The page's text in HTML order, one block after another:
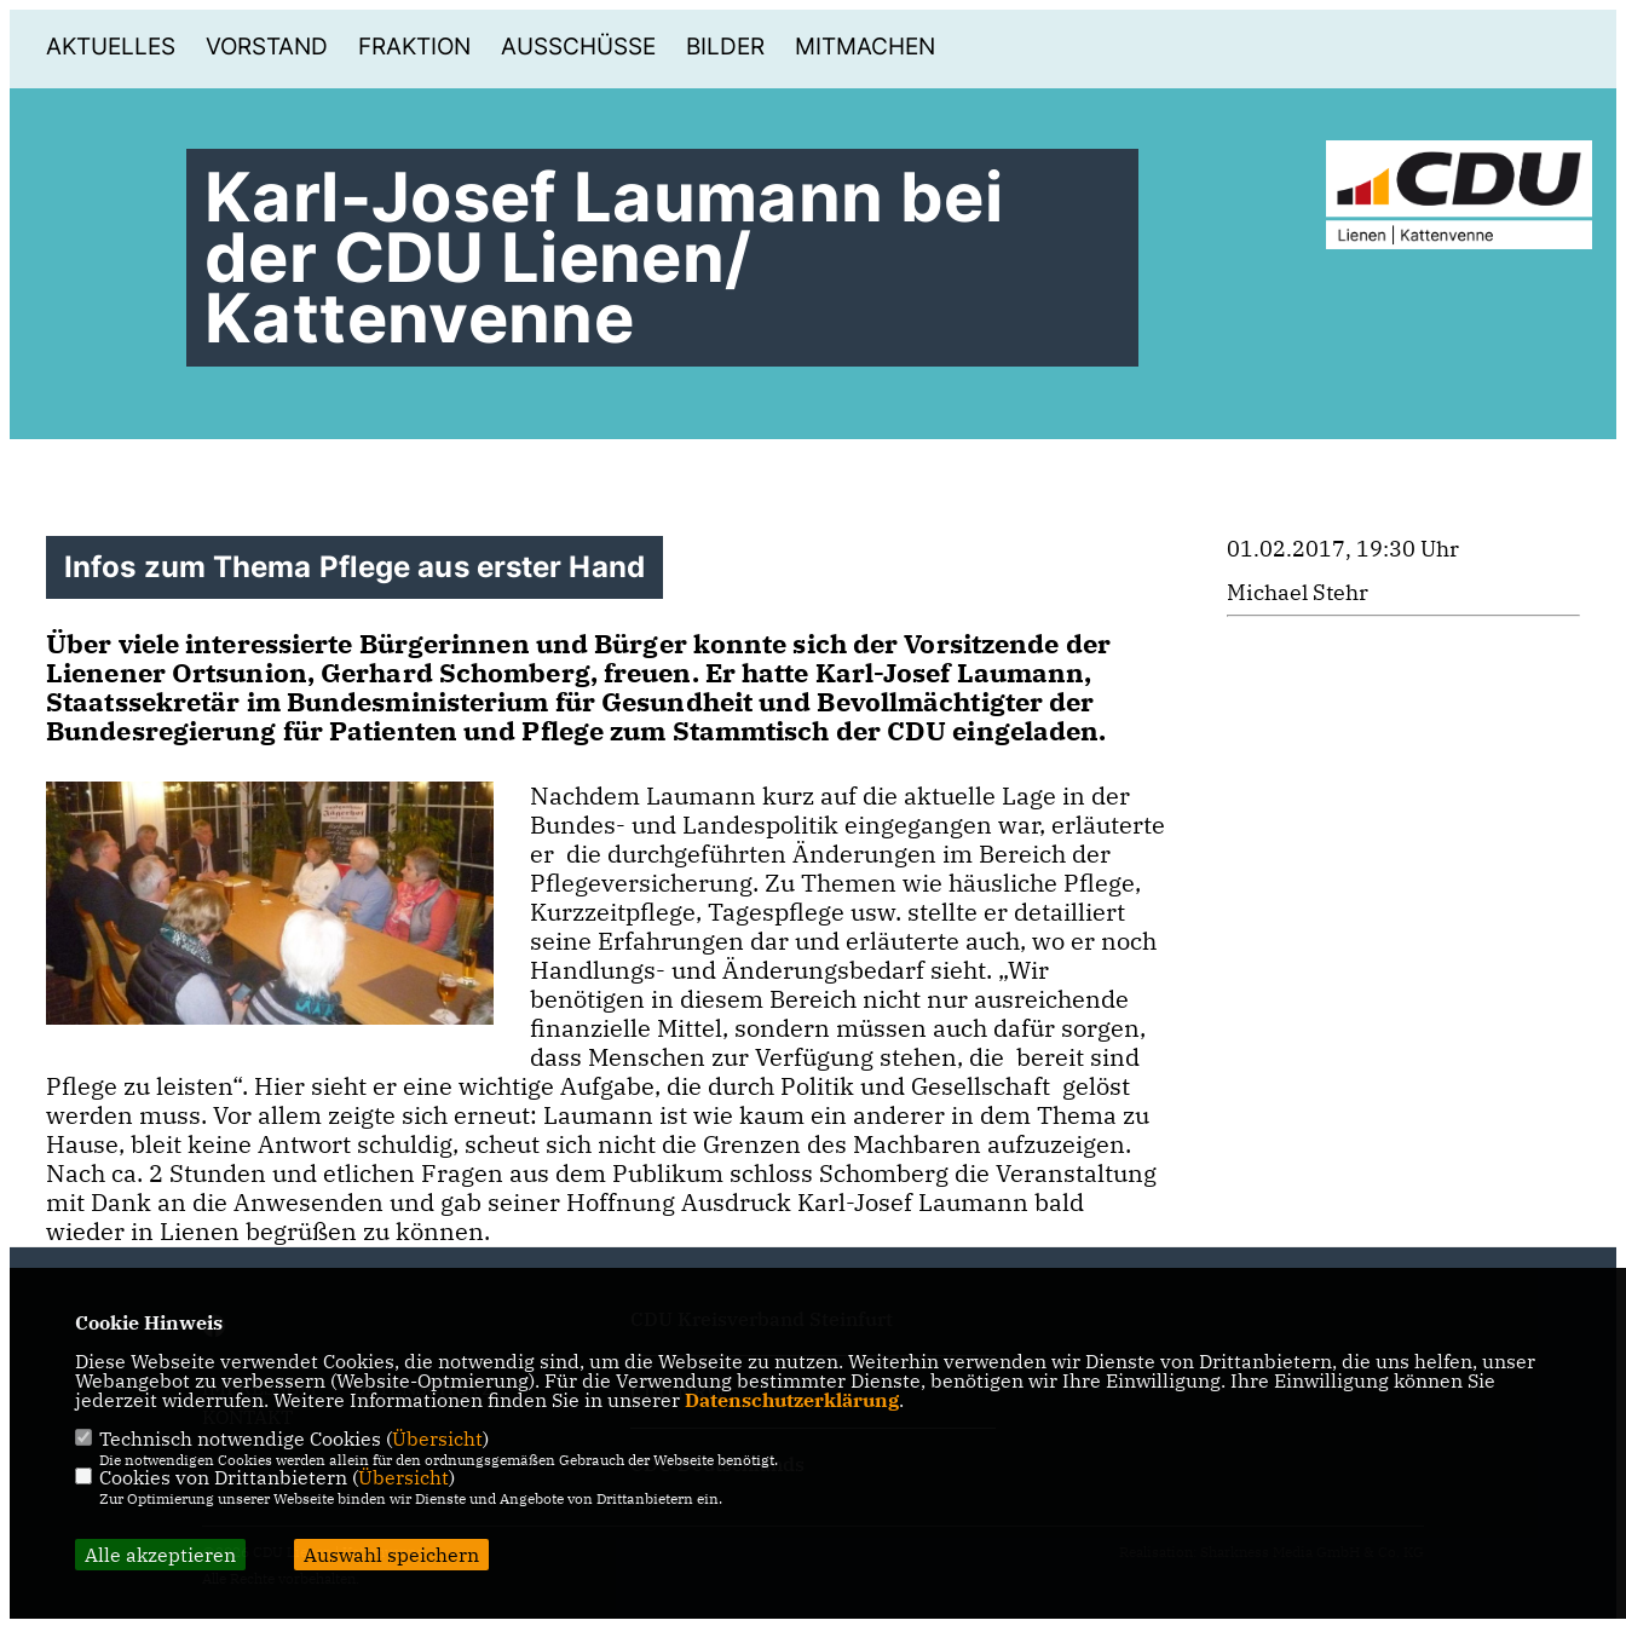
AKTUELLES VORSTAND FRAKTION AUSSCHÜSSE BILDER MITMACHEN
Karl-Josef Laumann bei
der CDU Lienen/
Kattenvenne
Infos zum Thema Pflege aus erster Hand
Über viele interessierte Bürgerinnen und Bürger konnte sich der Vorsitzende der
Lienener Ortsunion, Gerhard Schomberg, freuen. Er hatte Karl-Josef Laumann,
Staatssekretär im Bundesministerium für Gesundheit und Bevollmächtigter der
Bundesregierung für Patienten und Pflege zum Stammtisch der CDU eingeladen.
Nachdem Laumann kurz auf die aktuelle Lage in der
Bundes- und Landespolitik eingegangen war, erläuterte
er die durchgeführten Änderungen im Bereich der
Pflegeversicherung. Zu Themen wie häusliche Pflege,
Kurzzeitpflege, Tagespflege usw. stellte er detailliert
seine Erfahrungen dar und erläuterte auch, wo er noch
Handlungs- und Änderungsbedarf sieht. „Wir
benötigen in diesem Bereich nicht nur ausreichende
finanzielle Mittel, sondern müssen auch dafür sorgen,
dass Menschen zur Verfügung stehen, die bereit sind
Pflege zu leisten“. Hier sieht er eine wichtige Aufgabe, die durch Politik und Gesellschaft gelöst
werden muss. Vor allem zeigte sich erneut: Laumann ist wie kaum ein anderer in dem Thema zu
Hause, bleit keine Antwort schuldig, scheut sich nicht die Grenzen des Machbaren aufzuzeigen.
Nach ca. 2 Stunden und etlichen Fragen aus dem Publikum schloss Schomberg die Veranstaltung
mit Dank an die Anwesenden und gab seiner Hoffnung Ausdruck Karl-Josef Laumann bald
wieder in Lienen begrüßen zu können.
01.02.2017, 19:30 Uhr
Michael Stehr
IMPRESSUM
DATENSCHUTZ
CDU NRW
CDU Deutschlands
@2026 CDU Lienen | Kattenvenne
Cookie Hinweis
Diese Webseite verwendet Cookies, die notwendig sind, um die Webseite zu nutzen. Weiterhin verwenden wir Dienste von Drittanbietern, die uns helfen, unser
Webangebot zu verbessern (Website-Optmierung). Für die Verwendung bestimmter Dienste, benötigen wir Ihre Einwilligung. Ihre Einwilligung können Sie
jederzeit widerrufen. Weitere Informationen finden Sie in unserer Datenschutzerklärung.
Technisch notwendige Cookies (Übersicht)
Die notwendigen Cookies werden allein für den ordnungsgemäßen Gebrauch der Webseite benötigt.
Cookies von Drittanbietern (Übersicht)
Zur Optimierung unserer Webseite binden wir Dienste und Angebote von Drittanbietern ein.
Alle akzeptieren Auswahl speichern